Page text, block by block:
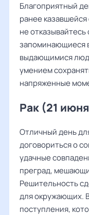
Благоприятный
ранее
не
запоминающиеся
выдающимися
умением
напряженные
Рак (21
Отличный день
договориться о
удачные
преград,
Решительность
для окружающих.
поступления,